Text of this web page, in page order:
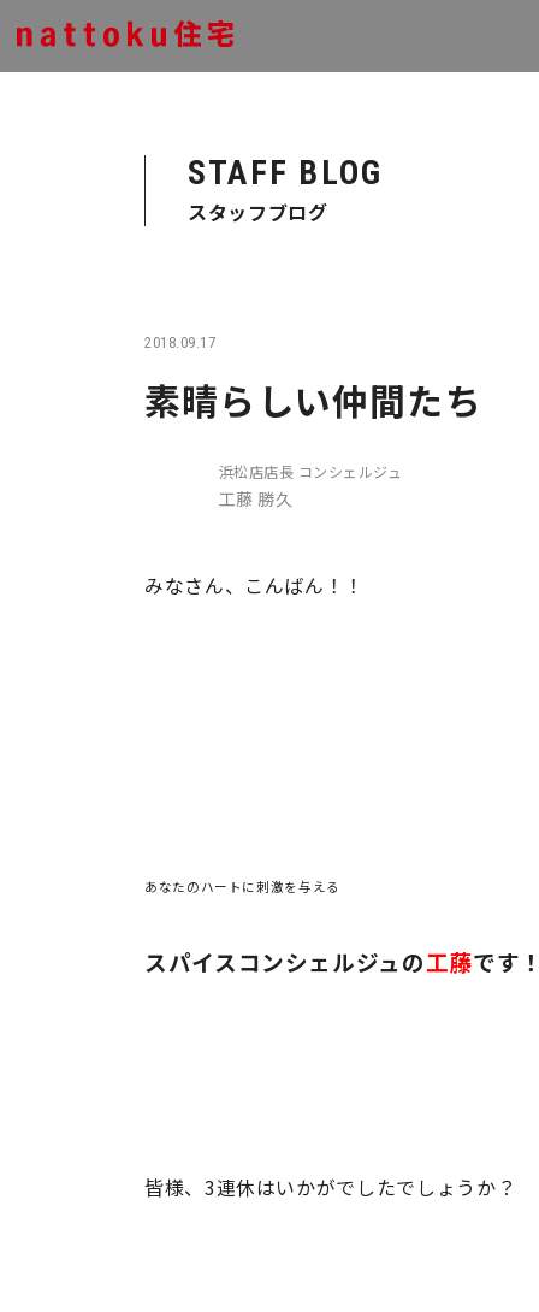
STAFF BLOG
スタッフブログ
2018.09.17
素晴らしい仲間たち
浜松店店長 コンシェルジュ
工藤 勝久
みなさん、こんばん！！
あなたのハートに刺激を与える
スパイスコンシェルジュの工藤です
皆様、3連休はいかがでしたでしょうか？